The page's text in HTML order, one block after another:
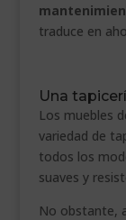
traduce en
Una
Los muebles
variedad de
todos los
suaves y
No obstante,